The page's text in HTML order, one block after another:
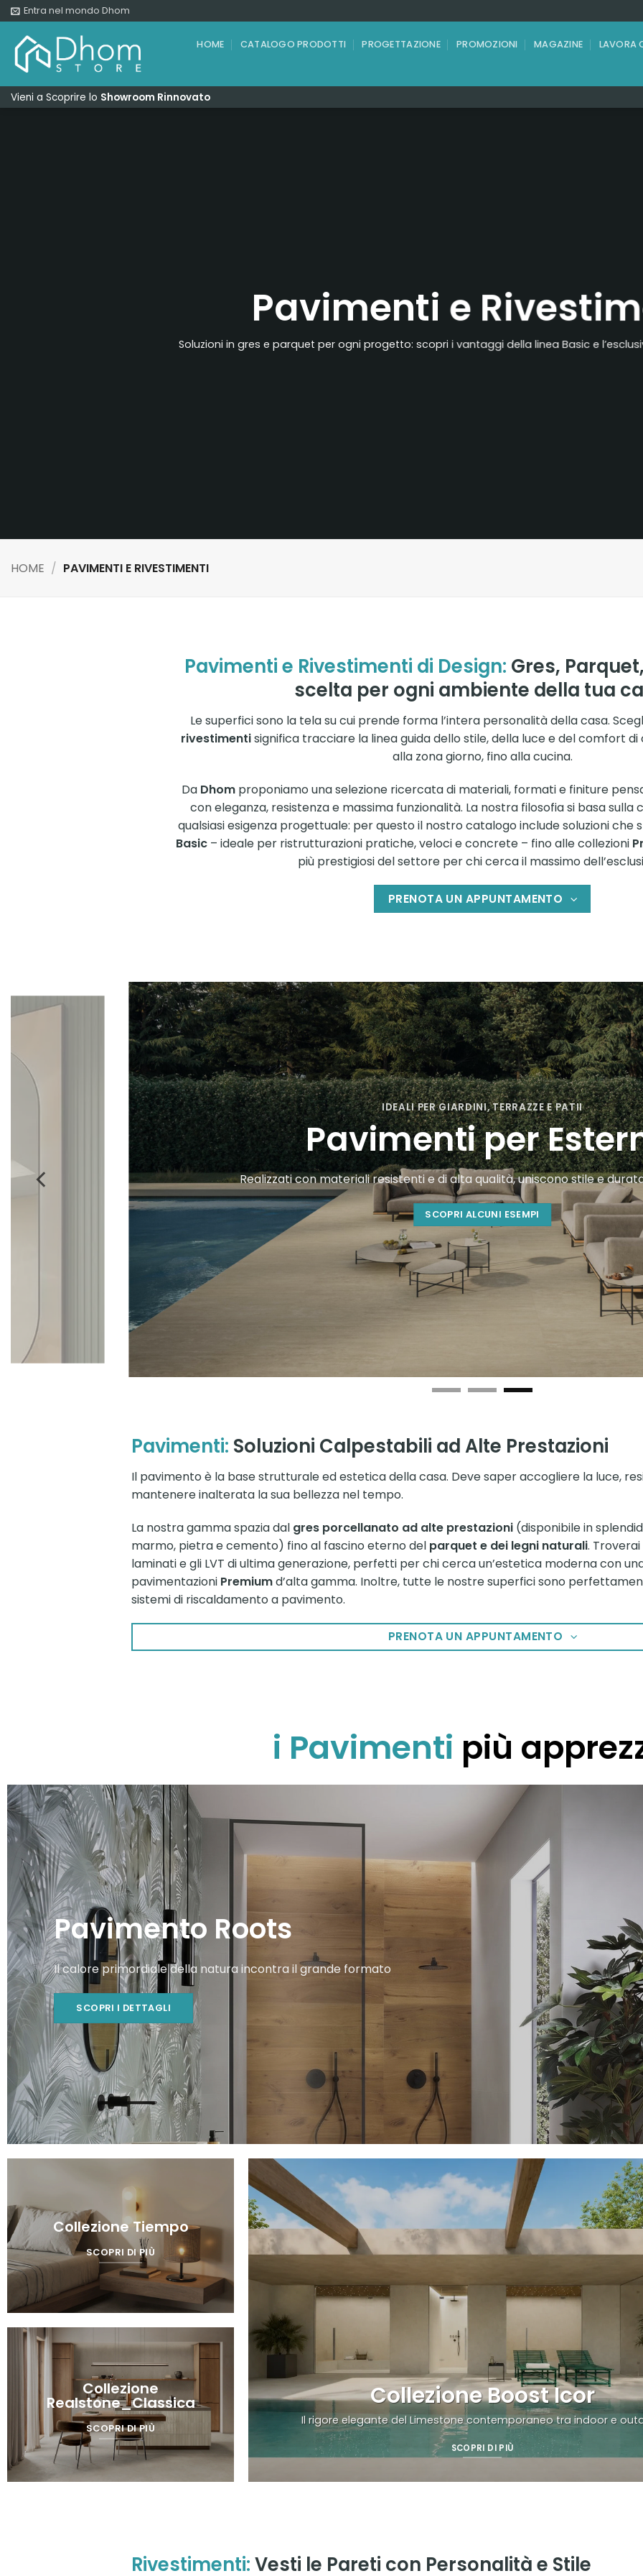
Salta
ai
contenuti
Entra nel mondo Dhom
HOME CATALOGO PRODOTTI PROGETTAZIONE PROMOZIONI MAGAZINE LAVORA
Vieni a Scoprire lo Showroom Rinnovato
Pavimenti e
Soluzioni in gres e parquet per ogni progetto: scopri i vantaggi della linea Basic e
HOME / PAVIMENTI E RIVESTIMENTI
Pavimenti e Rivestimenti di Design: Gres,
scelta per ogni ambiente della tua
Le superfici sono la tela su cui prende forma l’intera personalità della casa.
rivestimentisignifica tracciare la linea guida dello stile, della luce e del comfort
alla zona giorno, fino alla cucina.
Da Dhomproponiamo una selezione ricercata di materiali, formati e finiture
con eleganza, resistenza e massima funzionalità. La nostra filosofia si basa
qualsiasi esigenza progettuale: per questo il nostro catalogo include soluzioni che
Basic – ideale per ristrutturazioni pratiche, veloci e concrete – fino alle collezioni
più prestigiosi del settore per chi cerca il massimo
PRENOTA UN APPUNTAMENTO
IDEALI PER GIARDINI, TERRAZZE E PATII
Pavimenti per
Realizzati con materiali resistenti e di alta qualità, uniscono stile e
SCOPRI ALCUNI ESEMPI
Pavimenti: Soluzioni Calpestabili ad Alte Prestazioni
Il pavimento è la base strutturale ed estetica della casa. Deve saper accogliere la luce,
mantenere inalterata la sua bellezza nel tempo.
La nostra gamma spazia dal gres porcellanato ad alte prestazioni (disponibile in
marmo, pietra e cemento) fino al fascino eterno del parquet e dei legni naturali.
laminati e gli LVT di ultima generazione, perfetti per chi cerca un’estetica moderna con
pavimentazioni Premiumd’alta gamma. Inoltre, tutte le nostre superfici sono
sistemi di riscaldamento a pavimento.
PRENOTA UN APPUNTAMENTO
i Pavimenti più
Pavimento Roots
Il calore primordiale della natura incontra il grande formato
SCOPRI I DETTAGLI
Collezione Tiempo
SCOPRI DI PIÙ
Collezione
Realstone_Classica
SCOPRI DI PIÙ
Collezione Boost Icor
Il rigore elegante del Limestone contemporaneo tra indoor e
SCOPRI DI PIÙ
Rivestimenti:Vesti le Pareti con Personalità e Stile